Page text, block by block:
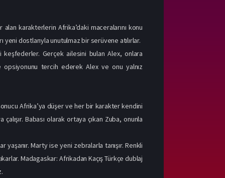
karakterlerin Afrika’daki maceralarını konu
yeni dostlarıyla unutulmaz bir serüvene atılırlar.
Gerçek ailesini bulan Alex, onlara
opsiyonunu tercih ederek Alex ve onu yalnız
Afrika’ya düşer ve her bir karakter kendini
Babası olarak ortaya çıkan Zuba, onunla
Marty ise yeni zebralarla tanışır. Renkli
Madagaskar: Afrikadan Kaçış Türkçe dublaj